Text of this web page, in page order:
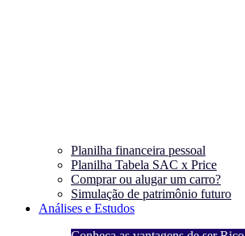
Planilha financeira pessoal
Planilha Tabela SAC x Price
Comprar ou alugar um carro?
Simulação de patrimônio futuro
Análises e Estudos